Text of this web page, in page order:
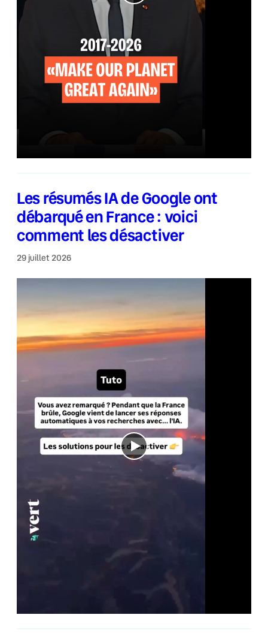
Les résumés IA de Google ont
débarqué en France : voici
comment les désactiver
29 juillet 2026